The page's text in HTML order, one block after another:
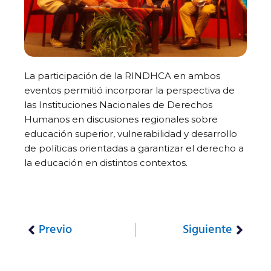
La participación de la RINDHCA en ambos
eventos permitió incorporar la perspectiva de
las Instituciones Nacionales de Derechos
Humanos en discusiones regionales sobre
educación superior, vulnerabilidad y desarrollo
de políticas orientadas a garantizar el derecho a
la educación en distintos contextos.
Previo Siguiente